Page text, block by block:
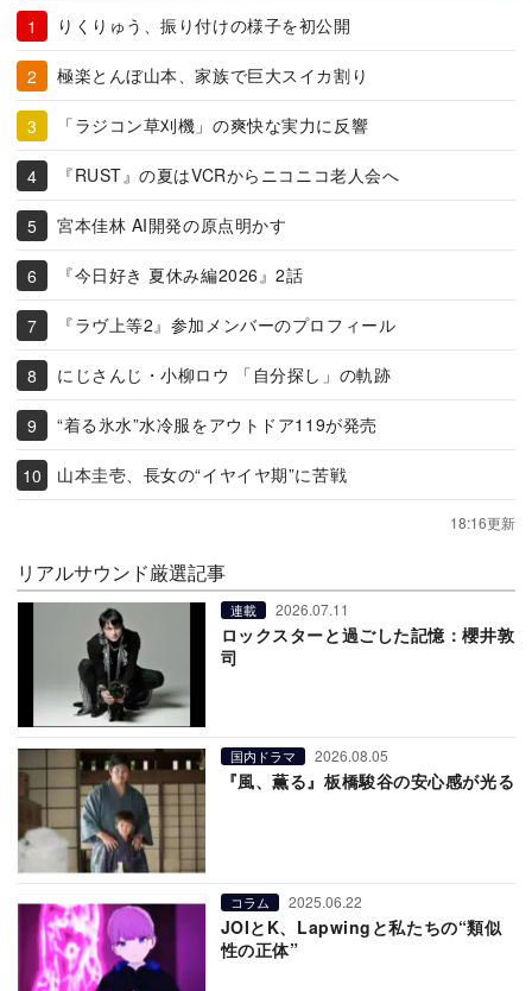
りくりゅう、振り付けの様子を初公開
極楽とんぼ山本、家族で巨大スイカ割り
「ラジコン草刈機」の爽快な実力に反響
『RUST』の夏はVCRからニコニコ老人会へ
宮本佳林 AI開発の原点明かす
『今日好き 夏休み編2026』2話
『ラヴ上等2』参加メンバーのプロフィール
にじさんじ・小柳ロウ 「自分探し」の軌跡
“着る氷水”水冷服をアウトドア119が発売
山本圭壱、長女の“イヤイヤ期”に苦戦
18:16更新
リアルサウンド厳選記事
連載 2026.07.11
ロックスターと過ごした記憶：櫻井敦
司
国内ドラマ 2026.08.05
『風、薫る』板橋駿谷の安心感が光る
コラム 2025.06.22
JOIとK、Lapwingと私たちの“類似
性の正体”